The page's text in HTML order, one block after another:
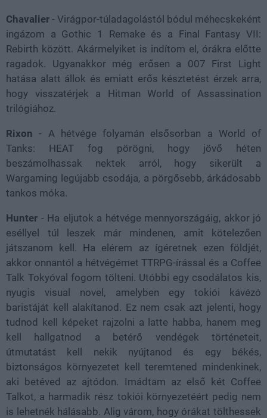
Chavalier - Virágpor-túladagolástól bódul méhecskeként
ingázom a Gothic 1 Remake és a Final Fantasy VII:
Rebirth között. Akármelyiket is indítom el, órákra előtte
ragadok. Ugyanakkor még erősen a 007 First Light
hatása alatt állok és emiatt erős késztetést érzek arra,
hogy visszatérjek a Hitman World of Assassination
trilógiához.
Rixon - A hétvége folyamán elsősorban a World of
Tanks: HEAT fog pörögni, hogy jövő héten
beszámolhassak nektek arról, hogy sikerült a
Wargaming legújabb csodája, a pörgősebb, árkádosabb
tankos móka.
Hunter - Ha eljutok a hétvége mennyországáig, akkor jó
eséllyel túl leszek már mindenen, amit kötelezően
játszanom kell. Ha elérem az ígéretnek ezen földjét,
akkor onnantól a hétvégémet TTRPG-írással és a Coffee
Talk Tokyóval fogom tölteni. Utóbbi egy csodálatos kis,
nyugis visual novel, amelyben egy tokiói kávézó
baristáját kell alakítanod. Ez nem csak azt jelenti, hogy
tudnod kell képeket rajzolni a latte habba, hanem meg
kell hallgatnod a betérő vendégek történeteit,
útmutatást kell nekik nyújtanod és egy békés,
biztonságos környezetet kell teremtened mindenkinek,
aki betéved az ajtódon. Imádtam az első két Coffee
Talkot, a harmadik rész tokiói környezetéért pedig nem
is lehetnék hálásabb. Alig várom, hogy órákat tölthessek